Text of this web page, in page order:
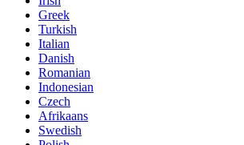
Greek
Turkish
Italian
Danish
Romanian
Indonesian
Czech
Afrikaans
Swedish